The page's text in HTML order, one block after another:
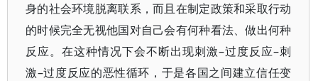
身的社会环境脱离联系，而且在制定政策和采取行动
的时候完全无视他国对自己会有何种看法、做出何种
反应。在这种情况下会不断出现刺激–过度反应–刺
激–过度反应的恶性循环，于是各国之间建立信任变